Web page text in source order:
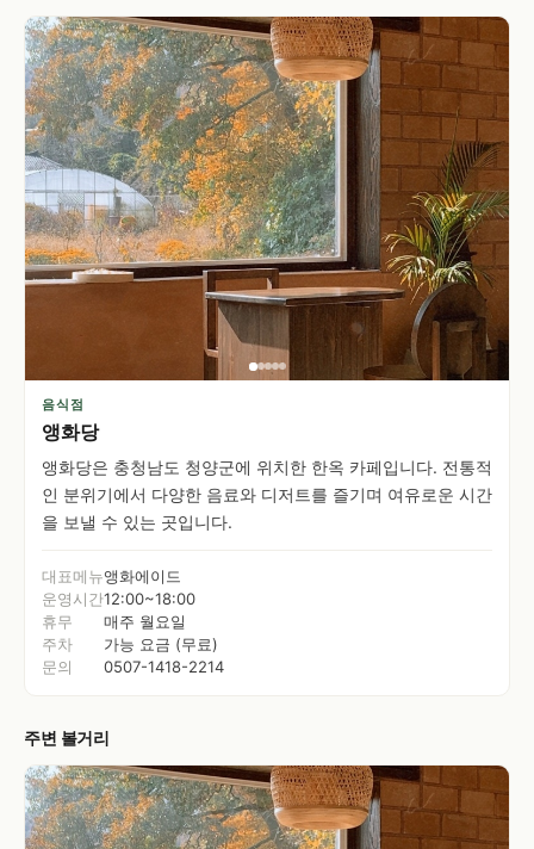
음식점
앵화당
앵화당은 충청남도 청양군에 위치한 한옥 카페입니다. 전통적
인 분위기에서 다양한 음료와 디저트를 즐기며 여유로운 시간
을 보낼 수 있는 곳입니다.
대표메뉴앵화에이드
운영시간12:00~18:00
휴무
매주 월요일
주차
가능 요금 (무료)
문의
0507-1418-2214
주변 볼거리